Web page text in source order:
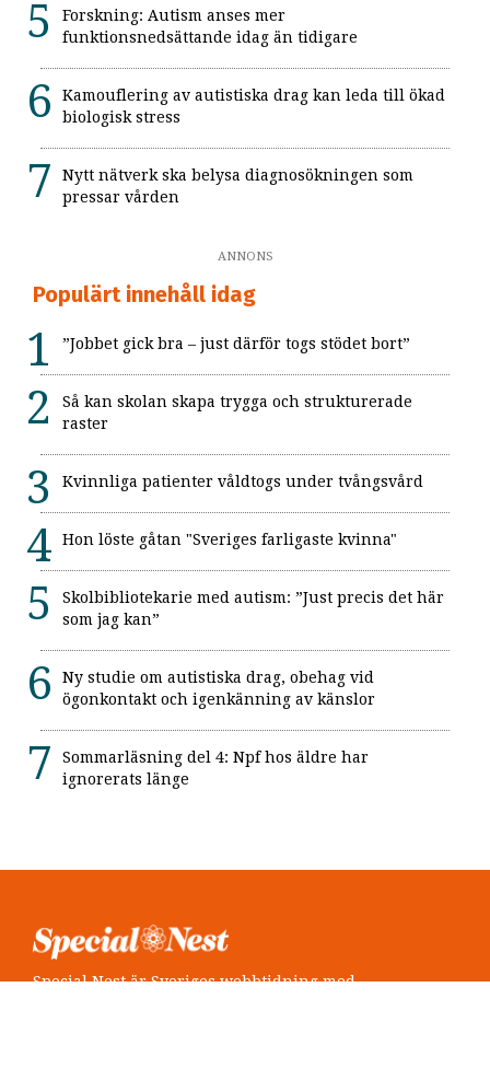
Forskning: Autism anses mer
funktionsnedsättande idag än tidigare
Kamouflering av autistiska drag kan leda till ökad
biologisk stress
Nytt nätverk ska belysa diagnosökningen som
pressar vården
ANNONS
Populärt innehåll idag
”Jobbet gick bra – just därför togs stödet bort”
Så kan skolan skapa trygga och strukturerade
raster
Kvinnliga patienter våldtogs under tvångsvård
Hon löste gåtan "Sveriges farligaste kvinna"
Skolbibliotekarie med autism: ”Just precis det här
som jag kan”
Ny studie om autistiska drag, obehag vid
ögonkontakt och igenkänning av känslor
Sommarläsning del 4: Npf hos äldre har
ignorerats länge
Special Nest är Sveriges webbtidning med